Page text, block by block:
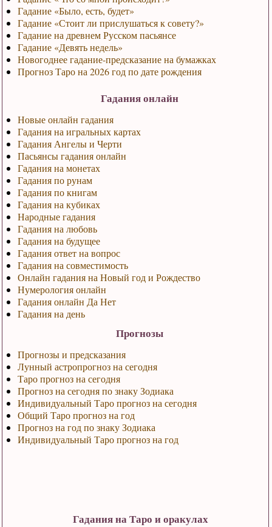
Гадание «Было, есть, будет»
Гадание «Стоит ли прислушаться к совету?»
Гадание на древнем Русском пасьянсе
Гадание «Девять недель»
Новогоднее гадание-предсказание на бумажках
Прогноз Таро на 2026 год по дате рождения
Гадания онлайн
Новые онлайн гадания
Гадания на игральных картах
Гадания Ангелы и Черти
Пасьянсы гадания онлайн
Гадания на монетах
Гадания по рунам
Гадания по книгам
Гадания на кубиках
Народные гадания
Гадания на любовь
Гадания на будущее
Гадания ответ на вопрос
Гадания на совместимость
Онлайн гадания на Новый год и Рождество
Нумерология онлайн
Гадания онлайн Да Нет
Гадания на день
Прогнозы
Прогнозы и предсказания
Лунный астропрогноз на сегодня
Таро прогноз на сегодня
Прогноз на сегодня по знаку Зодиака
Индивидуальный Таро прогноз на сегодня
Общий Таро прогноз на год
Прогноз на год по знаку Зодиака
Индивидуальный Таро прогноз на год
Гадания на Таро и оракулах